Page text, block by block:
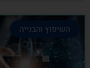
השיפוץ והבנייה